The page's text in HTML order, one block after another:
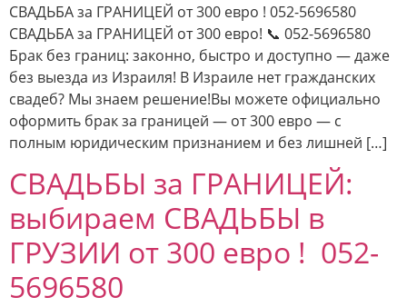
СВАДЬБА за ГРАНИЦЕЙ от 300 евро ! 052-5696580
СВАДЬБА за ГРАНИЦЕЙ от 300 евро! 📞 052-5696580
Брак без границ: законно, быстро и доступно — даже
без выезда из Израиля! В Израиле нет гражданских
свадеб? Мы знаем решение!Вы можете официально
оформить брак за границей — от 300 евро — с
полным юридическим признанием и без лишней […]
СВАДЬБЫ за ГРАНИЦЕЙ:
выбираем СВАДЬБЫ в
ГРУЗИИ от 300 евро ! 052-
5696580